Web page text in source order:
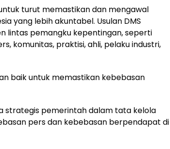
turut memastikan dan mengawal
yang lebih akuntabel. Usulan DMS
lintas pemangku kepentingan, seperti
komunitas, praktisi, ahli, pelaku industri,
baik untuk memastikan kebebasan
strategis pemerintah dalam tata kelola
pers dan kebebasan berpendapat di